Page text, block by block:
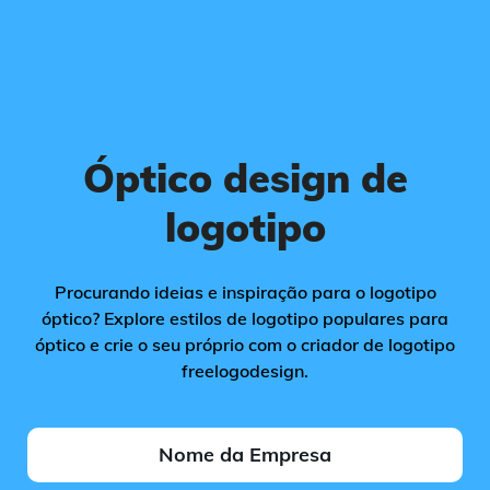
Óptico design de
logotipo
Procurando ideias e inspiração para o logotipo
óptico? Explore estilos de logotipo populares para
óptico e crie o seu próprio com o criador de logotipo
freelogodesign.